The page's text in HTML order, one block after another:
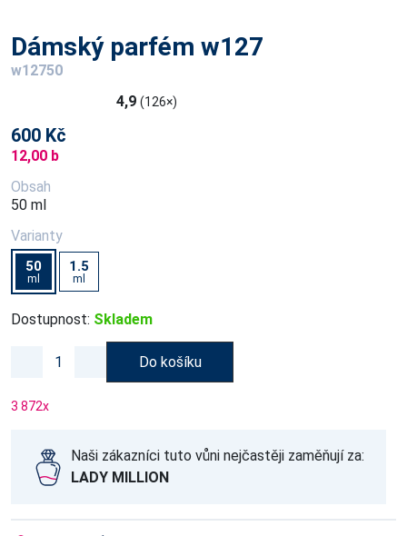
Dámský parfém w127
w12750
4,9 (126×)
600 Kč
12,00 b
Obsah
50 ml
Varianty
50
ml
1.5
ml
Dostupnost: Skladem
Do košíku
3 872x
Naši zákazníci tuto vůni nejčastěji zaměňují za:
LADY MILLION